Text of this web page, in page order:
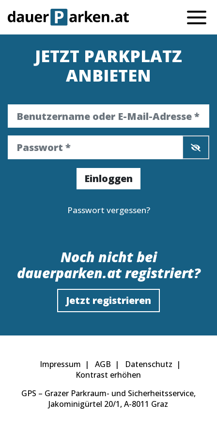
JETZT PARKPLATZ
ANBIETEN
Benutzername oder E-Mail-Adresse *
Passwort*
Einloggen
Passwort vergessen?
Noch nicht bei
dauerparken.at regis­triert?
Jetzt registrieren
Impressum AGB
Datenschutz
Kontrast erhöhen
GPS – Grazer Parkraum- und Sicherheitsservice,
Jakominigürtel 20/1, A-8011 Graz